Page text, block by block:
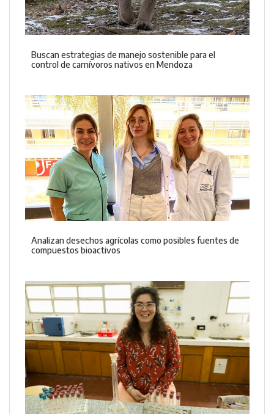
Buscan estrategias de manejo sostenible para el
control de carnívoros nativos en Mendoza
Analizan desechos agrícolas como posibles fuentes de
compuestos bioactivos